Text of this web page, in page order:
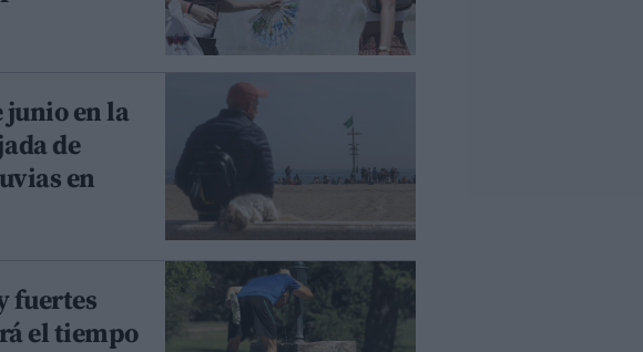
junio en la
de
en
fuertes
el tiempo